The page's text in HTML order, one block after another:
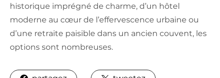
historique imprégné de charme, d’un hôtel
moderne au cœur de l’effervescence urbaine ou
d’une retraite paisible dans un ancien couvent, les
options sont nombreuses.